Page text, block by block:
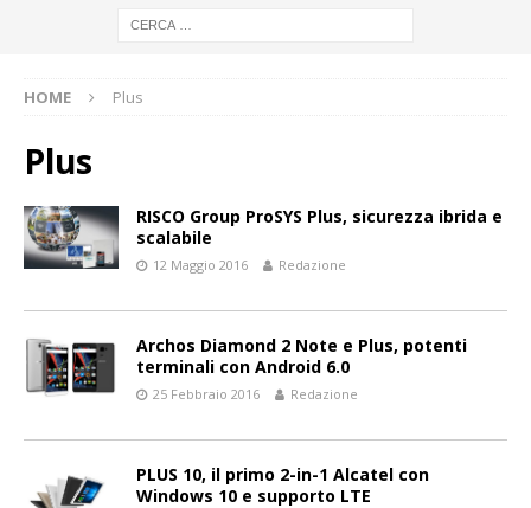
HOME Plus
Plus
RISCO Group ProSYS Plus, sicurezza ibrida e
scalabile
12 Maggio 2016 Redazione
Archos Diamond 2 Note e Plus, potenti
terminali con Android 6.0
25 Febbraio 2016 Redazione
PLUS 10, il primo 2-in-1 Alcatel con
Windows 10 e supporto LTE